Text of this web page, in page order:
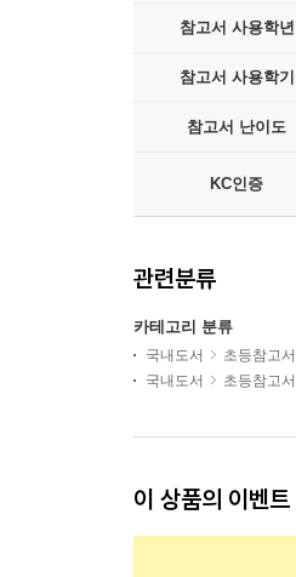
참고서 사용학년
참고서 사용학기
참고서 난이도
KC인증
관련분류
카테고리 분류
국내도서 초등참고서
국내도서
초등참고서
이 상품의 이벤트